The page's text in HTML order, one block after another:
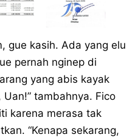
gue kasih. Ada yang elu
pernah nginep di
yang abis kayak
tambahnya. Fico
karena merasa tak
“Kenapa sekarang,